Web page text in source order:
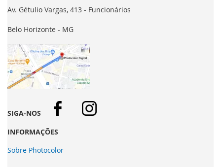
Av. Gétulio Vargas, 413 - Funcionários
Belo Horizonte - MG
SIGA-NOS
INFORMAÇÕES
Sobre Photocolor